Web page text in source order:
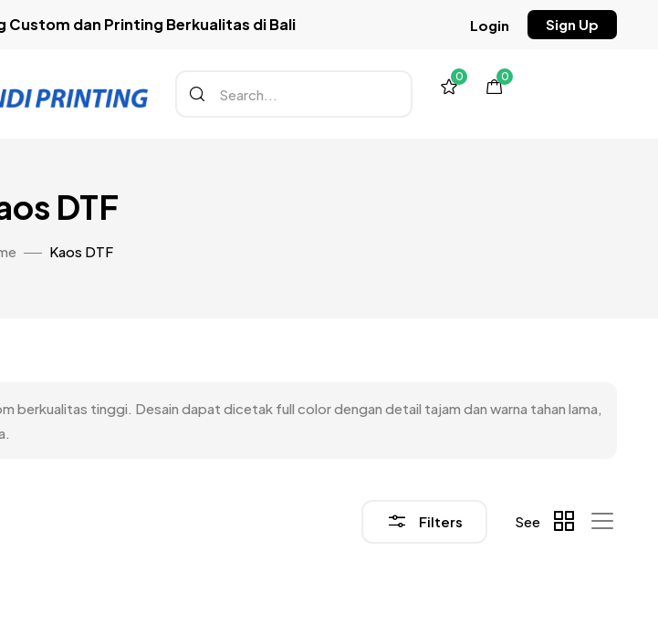
Custom dan Printing Berkualitas di Bali Login Sign Up
0 0
DTF
Kaos DTF
berkualitas tinggi. Desain dapat dicetak full color dengan detail tajam dan warna tahan lama,
Filters See